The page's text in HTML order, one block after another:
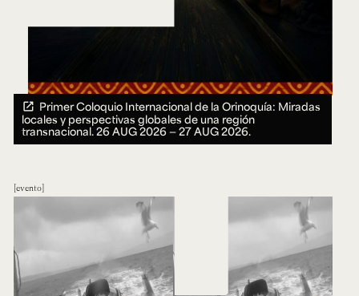
Primer Coloquio Internacional de la Orinoquía: Miradas
locales y perspectivas globales de una región
transnacional.26 AUG 2026 ― 27 AUG 2026.
evento